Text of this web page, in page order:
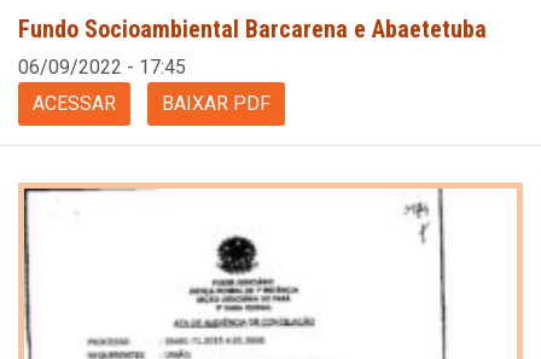
Fundo Socioambiental Barcarena e Abaetetuba
06/09/2022 - 17:45
ACESSAR
BAIXAR PDF